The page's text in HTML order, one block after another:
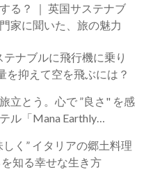
ステナブ
家に聞いた、旅の魅力
ナブルに飛行機に乗り
を抑えて空を飛ぶには？
立とう。心で ”良さ" を感
ル「Mana Earthly
く” イタリアの郷土料理
知る幸せな生き方